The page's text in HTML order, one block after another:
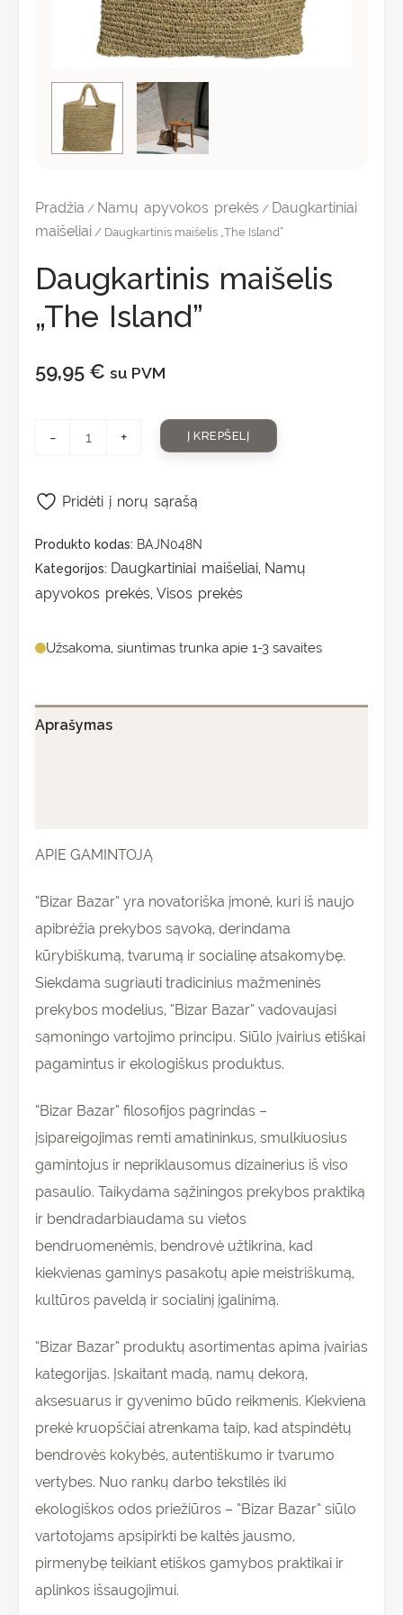
Pradžia / Namų apyvokos prekės / Daugkartiniai
maišeliai / Daugkartinis maišelis „The Island”
Daugkartinis maišelis
„The Island”
59,95 € su PVM
- + Į KREPŠELĮ
Produkto kodas: BAJN048N
Kategorijos: Daugkartiniai maišeliai, Namų
apyvokos prekės, Visos prekės
Užsakoma, siuntimas trunka apie 1-3 savaites
Pridėti į norų sąrašą
Aprašymas
APIE GAMINTOJĄ
“Bizar Bazar” yra novatoriška įmonė, kuri iš naujo
apibrėžia prekybos sąvoką, derindama
kūrybiškumą, tvarumą ir socialinę atsakomybę.
Siekdama sugriauti tradicinius mažmeninės
prekybos modelius, “Bizar Bazar” vadovaujasi
sąmoningo vartojimo principu. Siūlo įvairius etiškai
pagamintus ir ekologiškus produktus.
“Bizar Bazar” filosofijos pagrindas –
įsipareigojimas remti amatininkus, smulkiuosius
gamintojus ir nepriklausomus dizainerius iš viso
pasaulio. Taikydama sąžiningos prekybos praktiką
ir bendradarbiaudama su vietos
bendruomenėmis, bendrovė užtikrina, kad
kiekvienas gaminys pasakotų apie meistriškumą,
kultūros paveldą ir socialinį įgalinimą.
“Bizar Bazar” produktų asortimentas apima įvairias
kategorijas. Įskaitant madą, namų dekorą,
aksesuarus ir gyvenimo būdo reikmenis. Kiekviena
prekė kruopščiai atrenkama taip, kad atspindėtų
bendrovės kokybės, autentiškumo ir tvarumo
vertybes. Nuo rankų darbo tekstilės iki
ekologiškos odos priežiūros – “Bizar Bazar” siūlo
vartotojams apsipirkti be kaltės jausmo,
pirmenybę teikiant etiškos gamybos praktikai ir
aplinkos išsaugojimui.